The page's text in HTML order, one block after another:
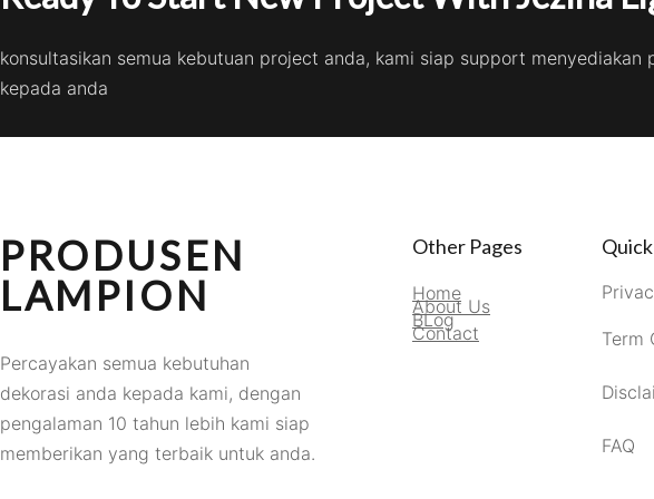
konsultasikan semua kebutuan project anda, kami siap support
kepada anda
PRODUSEN
LAMPION
Percayakan semua kebutuhan
dekorasi anda kepada kami, dengan
pengalaman 10 tahun lebih kami siap
memberikan yang terbaik untuk anda.
Other Pages
Home
About Us
BLog
Contact Term
FAQ